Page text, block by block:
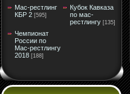
Мас-рестлинг
КБР 2 [595]
Кубок Кавказа
по мас-
рестлингу [135]
Чемпионат
России по
Мас-рестлингу
2018 [188]